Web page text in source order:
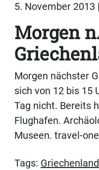
5. November 2013
Morgen
Morgen nächster
sich von 12 bis 15
Tag nicht. Bereits
Flughafen.
Museen. travel-
Tags: Griechenland